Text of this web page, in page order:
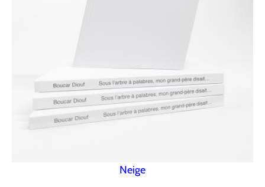
Neige